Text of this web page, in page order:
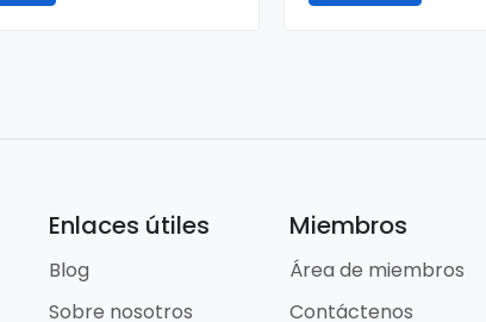
Enlaces útiles
Blog
Sobre nosotros
Miembros
Área de miembros
Contáctenos